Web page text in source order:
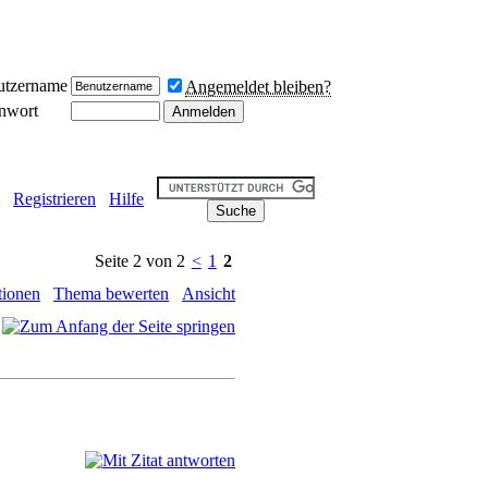
Angemeldet bleiben?
Registrieren Hilfe
Seite 2 von 2 < 1 2
Thema bewerten
Ansicht